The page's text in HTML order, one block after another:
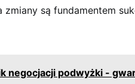
są fundamentem
negocjacji podwyżki -